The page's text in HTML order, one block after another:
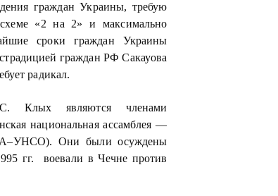
граждан Украины, требую
«2 на 2» и максимально
сроки граждан Украины
граждан РФ Сакауова
радикал.
являются членами
национальная ассамблея —
Они были осуждены
гг. воевали в Чечне против